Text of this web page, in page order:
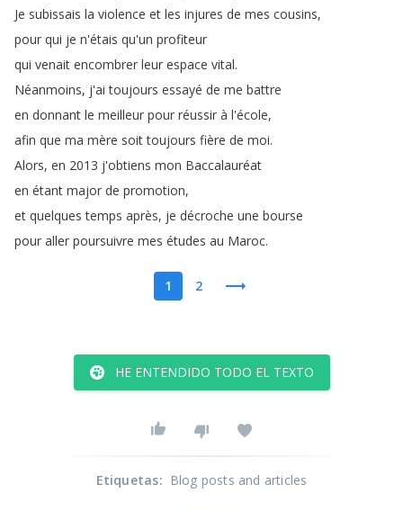
Je subissais la violence et les injures de mes cousins,
pour qui je n'étais qu'un profiteur
qui venait encombrer leur espace vital.
Néanmoins, j'ai toujours essayé de me battre
en donnant le meilleur pour réussir à l'école,
afin que ma mère soit toujours fière de moi.
Alors, en 2013 j'obtiens mon Baccalauréat
en étant major de promotion,
et quelques temps après, je décroche une bourse
pour aller poursuivre mes études au Maroc.
1 2
HE ENTENDIDO TODO EL TEXTO
Etiquetas: Blog posts and articles